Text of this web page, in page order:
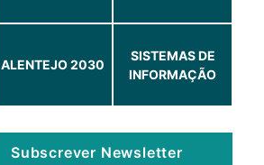
ALENTEJO 2030
SISTEMAS DE
INFORMAÇÃO
Subscrever Newsletter